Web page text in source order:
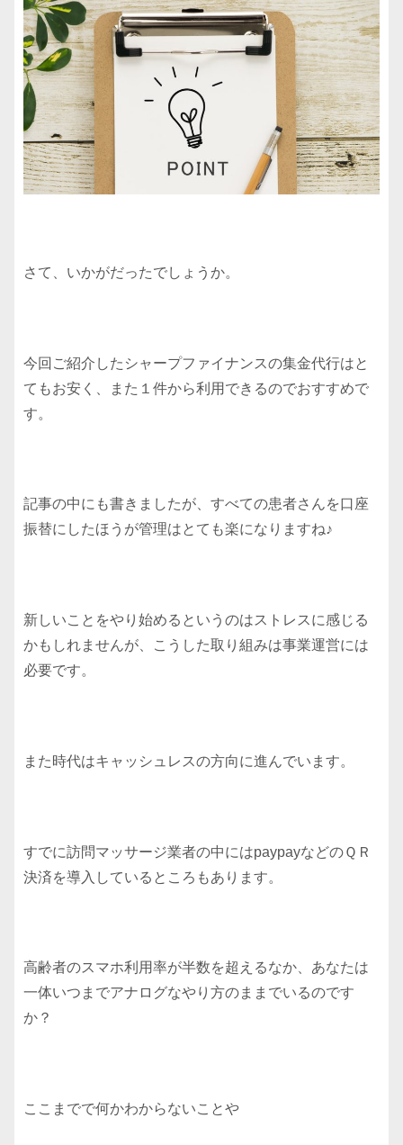
さて、いかがだったでしょうか。
今回ご紹介したシャープファイナンスの集金代行はと
てもお安く、また１件から利用できるのでおすすめで
す。
記事の中にも書きましたが、すべての患者さんを口座
振替にしたほうが管理はとても楽になりますね♪
新しいことをやり始めるというのはストレスに感じる
かもしれませんが、こうした取り組みは事業運営には
必要です。
また時代はキャッシュレスの方向に進んでいます。
すでに訪問マッサージ業者の中にはpaypayなどのＱＲ
決済を導入しているところもあります。
高齢者のスマホ利用率が半数を超えるなか、あなたは
一体いつまでアナログなやり方のままでいるのです
か？
ここまでで何かわからないことや